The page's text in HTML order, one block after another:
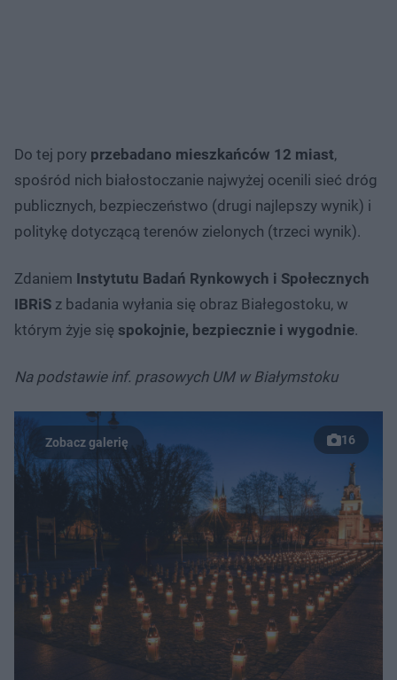
Do tej pory przebadano mieszkańców 12 miast,
spośród nich białostoczanie najwyżej ocenili sieć dróg
publicznych, bezpieczeństwo (drugi najlepszy wynik) i
politykę dotyczącą terenów zielonych (trzeci wynik).
Zdaniem Instytutu Badań Rynkowych i Społecznych
IBRiS z badania wyłania się obraz Białegostoku, w
którym żyje się spokojnie, bezpiecznie i wygodnie.
Na podstawie inf. prasowych UM w Białymstoku
16